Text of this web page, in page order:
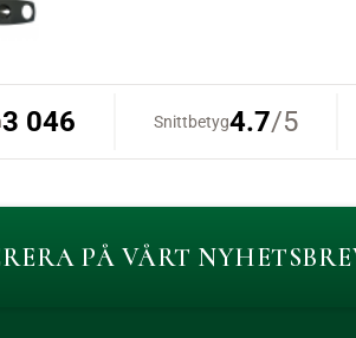
PÅ VÅRT